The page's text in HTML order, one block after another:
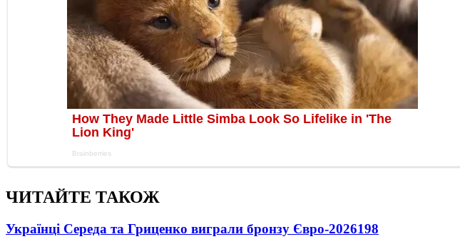
ЧИТАЙТЕ ТАКОЖ
Українці Середа та Гриценко виграли бронзу Євро-2026198